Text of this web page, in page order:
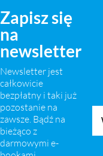
Zapisz się
na
newsletter
Newsletter jest
całkowicie
bezpłatny i taki już
pozostanie na
zawsze. Bądź na
bieżąco z
darmowymi e-